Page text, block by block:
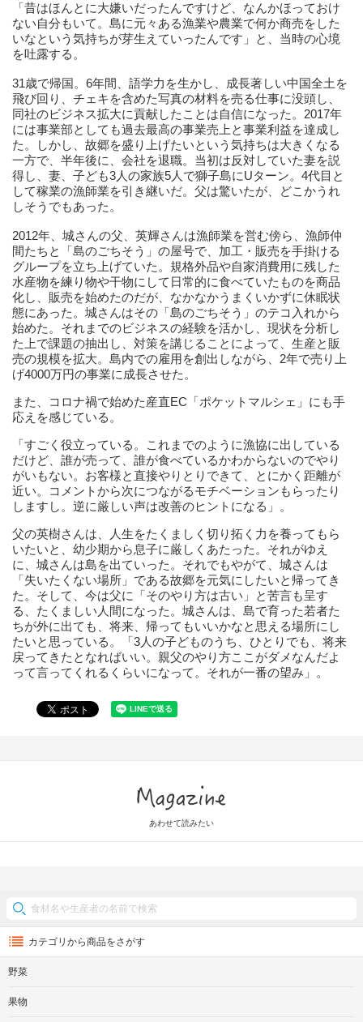
「昔はほんとに大嫌いだったんですけど、なんかほっておけ
ない自分もいて。島に元々ある漁業や農業で何か商売をした
いなという気持ちが芽生えていったんです」と、当時の心境
を吐露する。
31歳で帰国。6年間、語学力を生かし、成長著しい中国全土を
飛び回り、チェキを含めた写真の材料を売る仕事に没頭し、
同社のビジネス拡大に貢献したことは自信になった。2017年
には事業部としても過去最高の事業売上と事業利益を達成し
た。しかし、故郷を盛り上げたいという気持ちは大きくなる
一方で、半年後に、会社を退職。当初は反対していた妻を説
得し、妻、子ども3人の家族5人で獅子島にUターン。4代目と
して稼業の漁師業を引き継いだ。父は驚いたが、どこかうれ
しそうでもあった。
2012年、城さんの父、英輝さんは漁師業を営む傍ら、漁師仲
間たちと「島のごちそう」の屋号で、加工・販売を手掛ける
グループを立ち上げていた。規格外品や自家消費用に残した
水産物を練り物や干物にして日常的に食べていたものを商品
化し、販売を始めたのだが、なかなかうまくいかずに休眠状
態にあった。城さんはその「島のごちそう」のテコ入れから
始めた。それまでのビジネスの経験を活かし、現状を分析し
た上で課題の抽出し、対策を講じることによって、生産と販
売の規模を拡大。島内での雇用を創出しながら、2年で売り上
げ4000万円の事業に成長させた。
また、コロナ禍で始めた産直EC「ポケットマルシェ」にも手
応えを感じている。
「すごく役立っている。これまでのように漁協に出している
だけど、誰が売って、誰が食べているかわからないのでやり
がいもない。お客様と直接やりとりできて、とにかく距離が
近い。コメントから次につながるモチベーションもらったり
しますし。逆に厳しい声は改善のヒントになる」。
父の英樹さんは、人生をたくましく切り拓く力を養ってもら
いたいと、幼少期から息子に厳しくあたった。それがゆえ
に、城さんは島を出ていった。それでもやがて、城さんは
「失いたくない場所」である故郷を元気にしたいと帰ってき
た。そして、今は父に「そのやり方は古い」と苦言も呈す
る、たくましい人間になった。城さんは、島で育った若者た
ちが外に出ても、将来、帰ってもいいかなと思える場所にし
たいと思っている。「3人の子どものうち、ひとりでも、将来
戻ってきたとなればいい。親父のやり方ここがダメなんだよ
って言ってくれるくらいになって。それが一番の望み」。
あわせて読みたい
カテゴリから商品をさがす
野菜
果物